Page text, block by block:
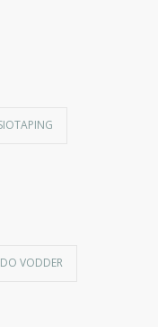
VODDER